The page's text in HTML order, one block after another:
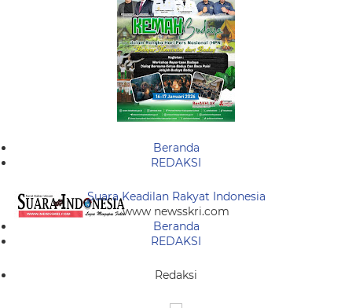
Beranda
REDAKSI
Suara Keadilan Rakyat Indonesia
www newsskri.com
Beranda
REDAKSI
Redaksi